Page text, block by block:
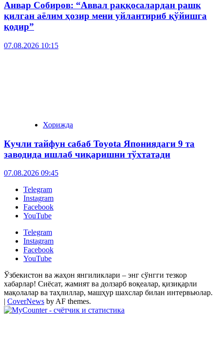
Анвар Собиров: “Аввал раққосалардан рашк
қилган аёлим ҳозир мени уйлантириб қўйишга
қодир”
07.08.2026 10:15
Хорижда
Кучли тайфун сабаб Toyota Япониядаги 9 та
заводида ишлаб чиқаришни тўхтатади
07.08.2026 09:45
Telegram
Instagram
Facebook
YouTube
Telegram
Instagram
Facebook
YouTube
Ўзбекистон ва жаҳон янгиликлари – энг сўнгги тезкор
хабарлар! Сиёсат, жамият ва долзарб воқеалар, қизиқарли
мақолалар ва таҳлиллар, машҳур шахслар билан интервьюлар.
CoverNews by AF themes.